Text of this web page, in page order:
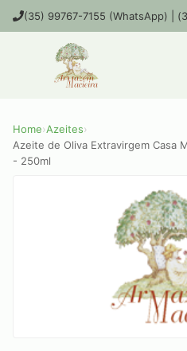
(35) 99767-7155 (WhatsApp) |
Home›Azeites›
Azeite de Oliva Extravirgem Casa
- 250ml